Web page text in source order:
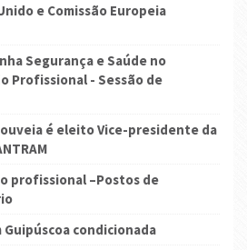
e Comissão Europeia
Segurança e Saúde no
Profissional - Sessão de
é eleito Vice-presidente da
profissional –Postos de
Guipúscoa condicionada